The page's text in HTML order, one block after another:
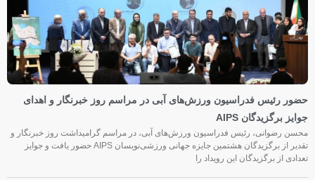
حضور رئیس فدراسیون ورزش‌های آبی در مراسم روز خبرنگار و اهدای
جوایز برگزیدگان AIPS
محسن رضوانی، رئیس فدراسیون ورزش‌های آبی، در مراسم گرامیداشت روز خبرنگار و
تقدیر از برگزیدگان هشتمین جایزه جهانی ورزشی‌نویسان AIPS حضور یافت و جوایز
تعدادی از برگزیدگان این رویداد را